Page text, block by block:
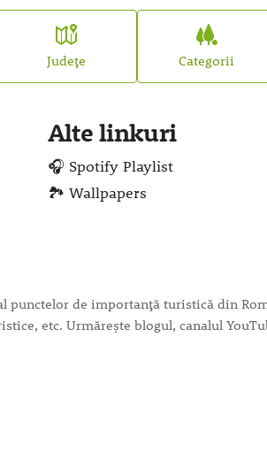
Categorii
Județe
Alte linkuri
🎧 Spotify Playlist
🏞️ Wallpapers
punctelor de importanță turistică din
etc. Urmărește blogul, canalul